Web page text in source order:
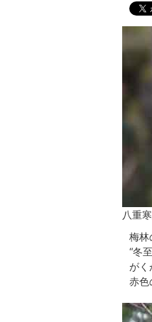
八重
梅林
“冬
がく
赤色